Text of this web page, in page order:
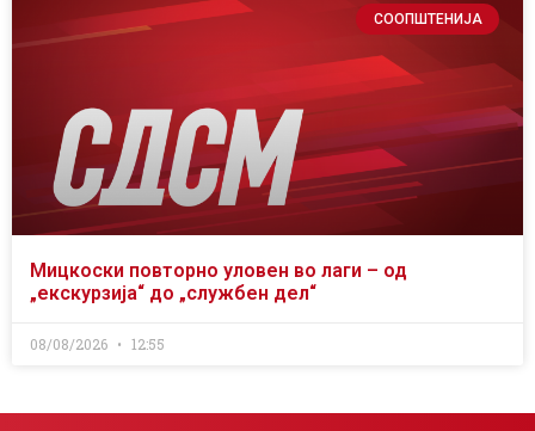
СООПШТЕНИЈА
Мицкоски повторно уловен во лаги – од
„екскурзија“ до „службен дел“
08/08/2026 12:55